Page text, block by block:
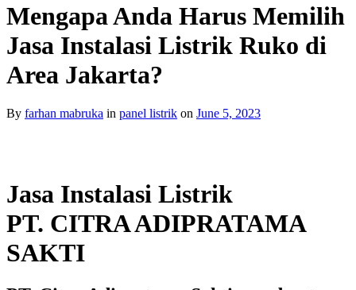
Mengapa Anda Harus Memilih
Jasa Instalasi Listrik Ruko di
Area Jakarta?
By farhan mabruka in panel listrik on June 5, 2023
Jasa Instalasi Listrik
PT. CITRA ADIPRATAMA
SAKTI